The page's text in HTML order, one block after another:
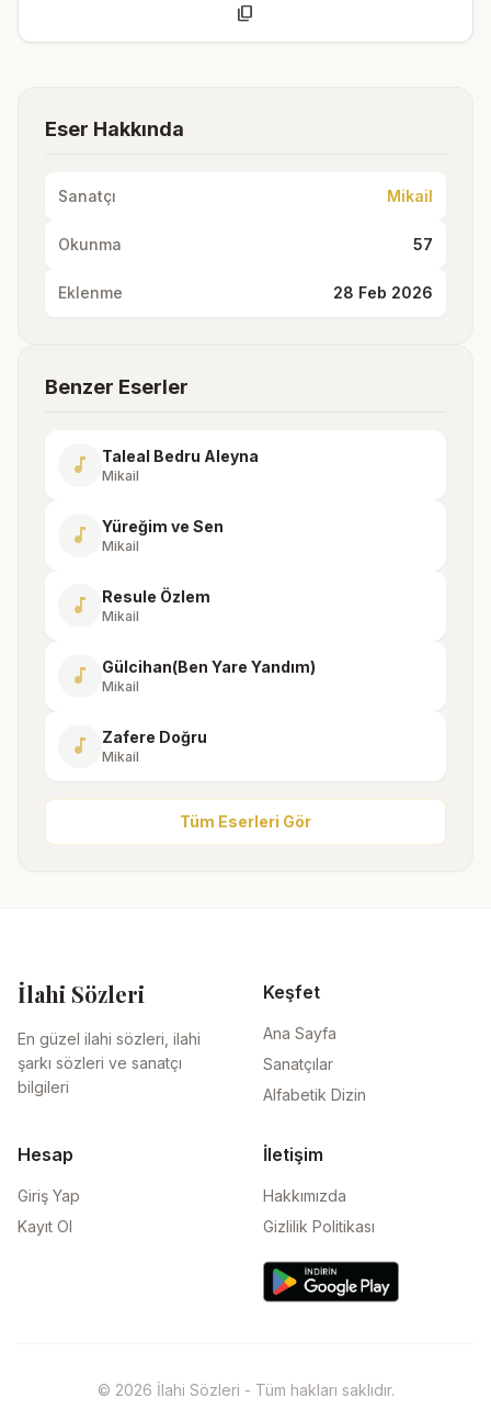
content_copy
Eser Hakkında
Sanatçı Mikail
Okunma 57
Eklenme 28 Feb 2026
Benzer Eserler
music_note Taleal Bedru Aleyna
Mikail
music_note Yüreğim ve Sen
Mikail
music_note Resule Özlem
Mikail
music_note Gülcihan(Ben Yare Yandım)
Mikail
music_note Zafere Doğru
Mikail
Tüm Eserleri Gör
İlahi Sözleri
En güzel ilahi sözleri, ilahi
şarkı sözleri ve sanatçı
bilgileri
Keşfet
Ana Sayfa
Sanatçılar
Alfabetik Dizin
Hesap
Giriş Yap
Kayıt Ol
İletişim
Hakkımızda
Gizlilik Politikası
© 2026 İlahi Sözleri - Tüm hakları saklıdır.